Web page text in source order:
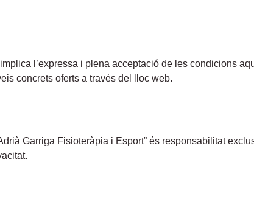
l’expressa i plena acceptació de les condicions
concrets oferts a través del lloc web.
Garriga Fisioteràpia i Esport” és responsabilitat